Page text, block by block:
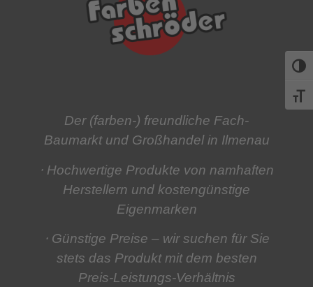
Der (farben-) freundliche Fach-
Baumarkt und Großhandel in Ilmenau
⋅ Hochwertige Produkte von namhaften
Herstellern und kostengünstige
Eigenmarken
⋅ Günstige Preise – wir suchen für Sie
stets das Produkt mit dem besten
Preis-Leistungs-Verhältnis